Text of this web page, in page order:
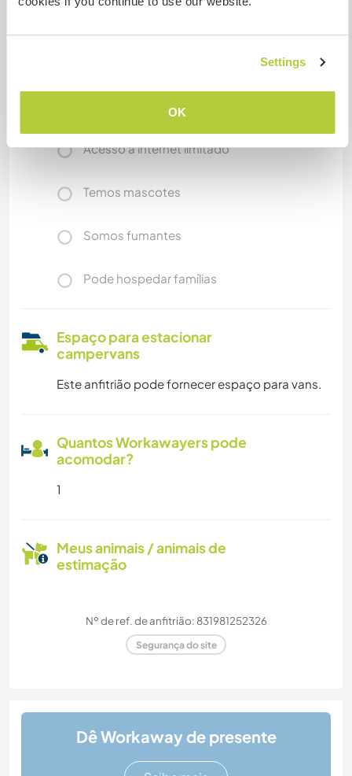
Settings
OK
Acesso à internet
Acesso à internet limitado
Temos mascotes
Somos fumantes
Pode hospedar famílias
Espaço para estacionar
campervans
Este anfitrião pode fornecer espaço para vans.
Quantos Workawayers pode
acomodar?
1
Meus animais / animais de
estimação
Nº de ref. de anfitrião: 831981252326
Segurança do site
Dê Workaway de presente